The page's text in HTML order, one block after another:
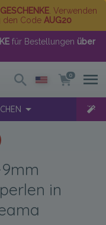
. Verwenden
den Code AUG20
für Bestellungen über
0
in